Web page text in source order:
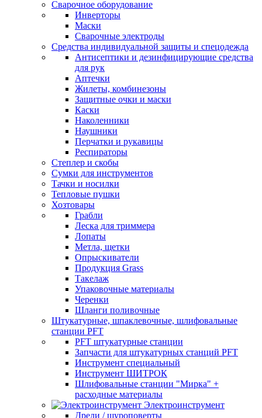
Сварочное оборудование
Инверторы
Маски
Сварочные электроды
Средства индивидуальной защиты и спецодежда
Антисептики и дезинфицирующие средства
для рук
Аптечки
Жилеты, комбинезоны
Защитные очки и маски
Каски
Наколенники
Наушники
Перчатки и рукавицы
Респираторы
Степлер и скобы
Сумки для инструментов
Тачки и носилки
Тепловые пушки
Хозтовары
Грабли
Леска для триммера
Лопаты
Метла, щетки
Опрыскиватели
Продукция Grass
Такелаж
Упаковочные материалы
Черенки
Шланги поливочные
Штукатурные, шпаклевочные, шлифовальные
станции PFT
PFT штукатурные станции
Запчасти для штукатурных станций PFT
Инструмент специальный
Инструмент ШИТРОК
Шлифовальные станции "Мирка" +
расходные материалы
Электроинструмент
Дрели / шуроповерты